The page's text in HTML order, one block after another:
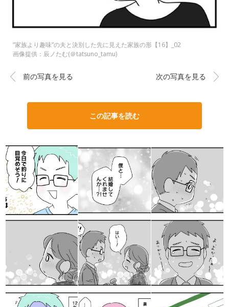
”家族より趣味”の夫と決別した先に見えた家族の形【16】_02
画像提供：辰ノたむ(＠tatsuno_tamu)
前の写真を見る 次の写真を見る
この記事を読む